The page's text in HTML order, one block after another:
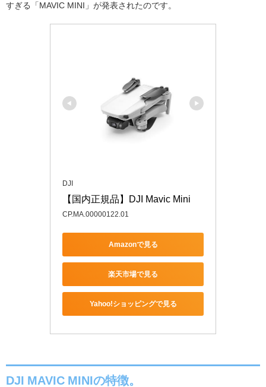
すぎる「 MAVIC MINI 」が発表されたのです。
DJI
【国内正規品】DJI Mavic Mini
CP.MA.00000122.01
Amazonで見る
楽天市場で見る
Yahoo!ショッピングで見る
DJI MAVIC MINIの特徴。